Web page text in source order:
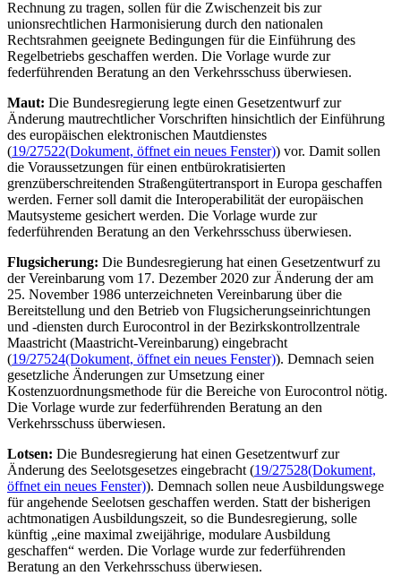
Rechnung zu tragen, sollen für die Zwischenzeit bis zur
unionsrechtlichen Harmonisierung durch den nationalen
Rechtsrahmen geeignete Bedingungen für die Einführung des
Regelbetriebs geschaffen werden. Die Vorlage wurde zur
federführenden Beratung an den Verkehrsschuss überwiesen.
Maut: Die Bundesregierung legte einen Gesetzentwurf zur
Änderung mautrechtlicher Vorschriften hinsichtlich der Einführung
des europäischen elektronischen Mautdienstes
(19/27522(Dokument, öffnet ein neues Fenster)) vor. Damit sollen
die Voraussetzungen für einen entbürokratisierten
grenzüberschreitenden Straßengütertransport in Europa geschaffen
werden. Ferner soll damit die Interoperabilität der europäischen
Mautsysteme gesichert werden. Die Vorlage wurde zur
federführenden Beratung an den Verkehrsschuss überwiesen.
Flugsicherung: Die Bundesregierung hat einen Gesetzentwurf zu
der Vereinbarung vom 17. Dezember 2020 zur Änderung der am
25. November 1986 unterzeichneten Vereinbarung über die
Bereitstellung und den Betrieb von Flugsicherungseinrichtungen
und -diensten durch Eurocontrol in der Bezirkskontrollzentrale
Maastricht (Maastricht-Vereinbarung) eingebracht
(19/27524(Dokument, öffnet ein neues Fenster)). Demnach seien
gesetzliche Änderungen zur Umsetzung einer
Kostenzuordnungsmethode für die Bereiche von Eurocontrol nötig.
Die Vorlage wurde zur federführenden Beratung an den
Verkehrsschuss überwiesen.
Lotsen: Die Bundesregierung hat einen Gesetzentwurf zur
Änderung des Seelotsgesetzes eingebracht (19/27528(Dokument,
öffnet ein neues Fenster)). Demnach sollen neue Ausbildungswege
für angehende Seelotsen geschaffen werden. Statt der bisherigen
achtmonatigen Ausbildungszeit, so die Bundesregierung, solle
künftig „eine maximal zweijährige, modulare Ausbildung
geschaffen“ werden. Die Vorlage wurde zur federführenden
Beratung an den Verkehrsschuss überwiesen.